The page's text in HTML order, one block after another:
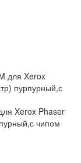
Xerox Phaser
чипом